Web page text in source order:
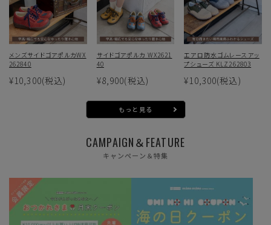
メンズサイドゴアポルカWX
262840
¥10,300(税込)
サイドゴアポルカ WX2621
40
¥8,900(税込)
エアロ防水ゴムレースアッ
プシューズ KLZ262803
¥10,300(税込)
もっと見る
CAMPAIGN＆FEATURE
キャンペーン＆特集